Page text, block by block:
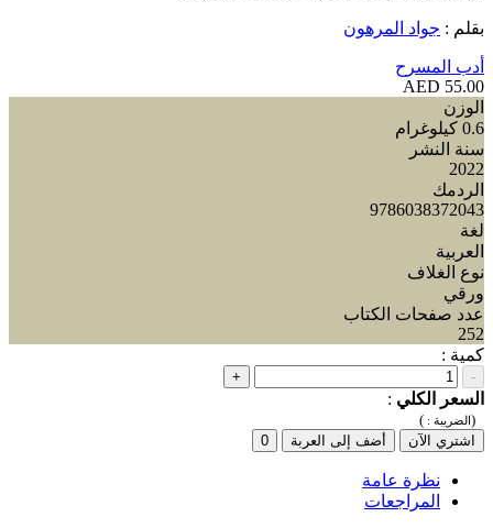
بقلم : جواد المرهون
أدب المسرح
55.00 AED
الوزن
0.6 كيلوغرام
سنة النشر
2022
الردمك
9786038372043
لغة
العربية
نوع الغلاف
ورقي
عدد صفحات الكتاب
252
كمية :
-
+
السعر الكلي :
(الضريبة : )
اشتري الآن
أضف إلى العربة 0
نظرة عامة
المراجعات